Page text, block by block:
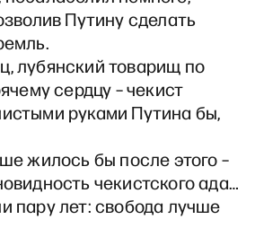
Путину сделать
лубянский товарищ по
сердцу – чекист
руками Путина бы,
жилось бы после этого –
чекистского ада…
пару лет: свобода лучше